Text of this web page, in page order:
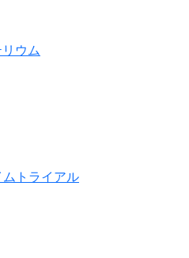
ウム
トライアル